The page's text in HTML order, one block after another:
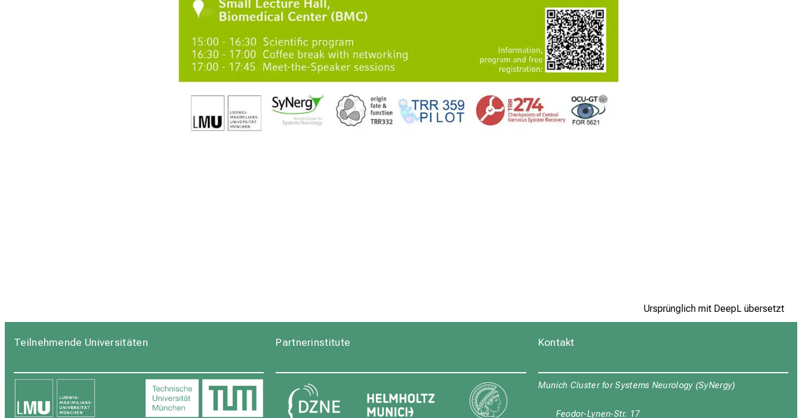
Ursprünglich mit DeepL übersetzt
Teilnehmende Universitäten Partnerinstitute Kontakt
Munich Cluster for Systems Neurology (SyNergy)
Feodor-Lynen-Str. 17